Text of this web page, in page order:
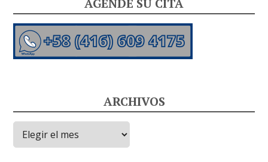
AGENDE SU CITA
ARCHIVOS
Archivos